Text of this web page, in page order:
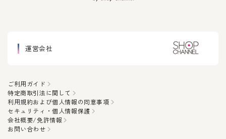
運営会社
ご利用ガイド
特定商取引法に関して
利用規約および個人情報の同意事項
セキュリティ・個人情報保護
会社概要/免許情報
お問い合わせ